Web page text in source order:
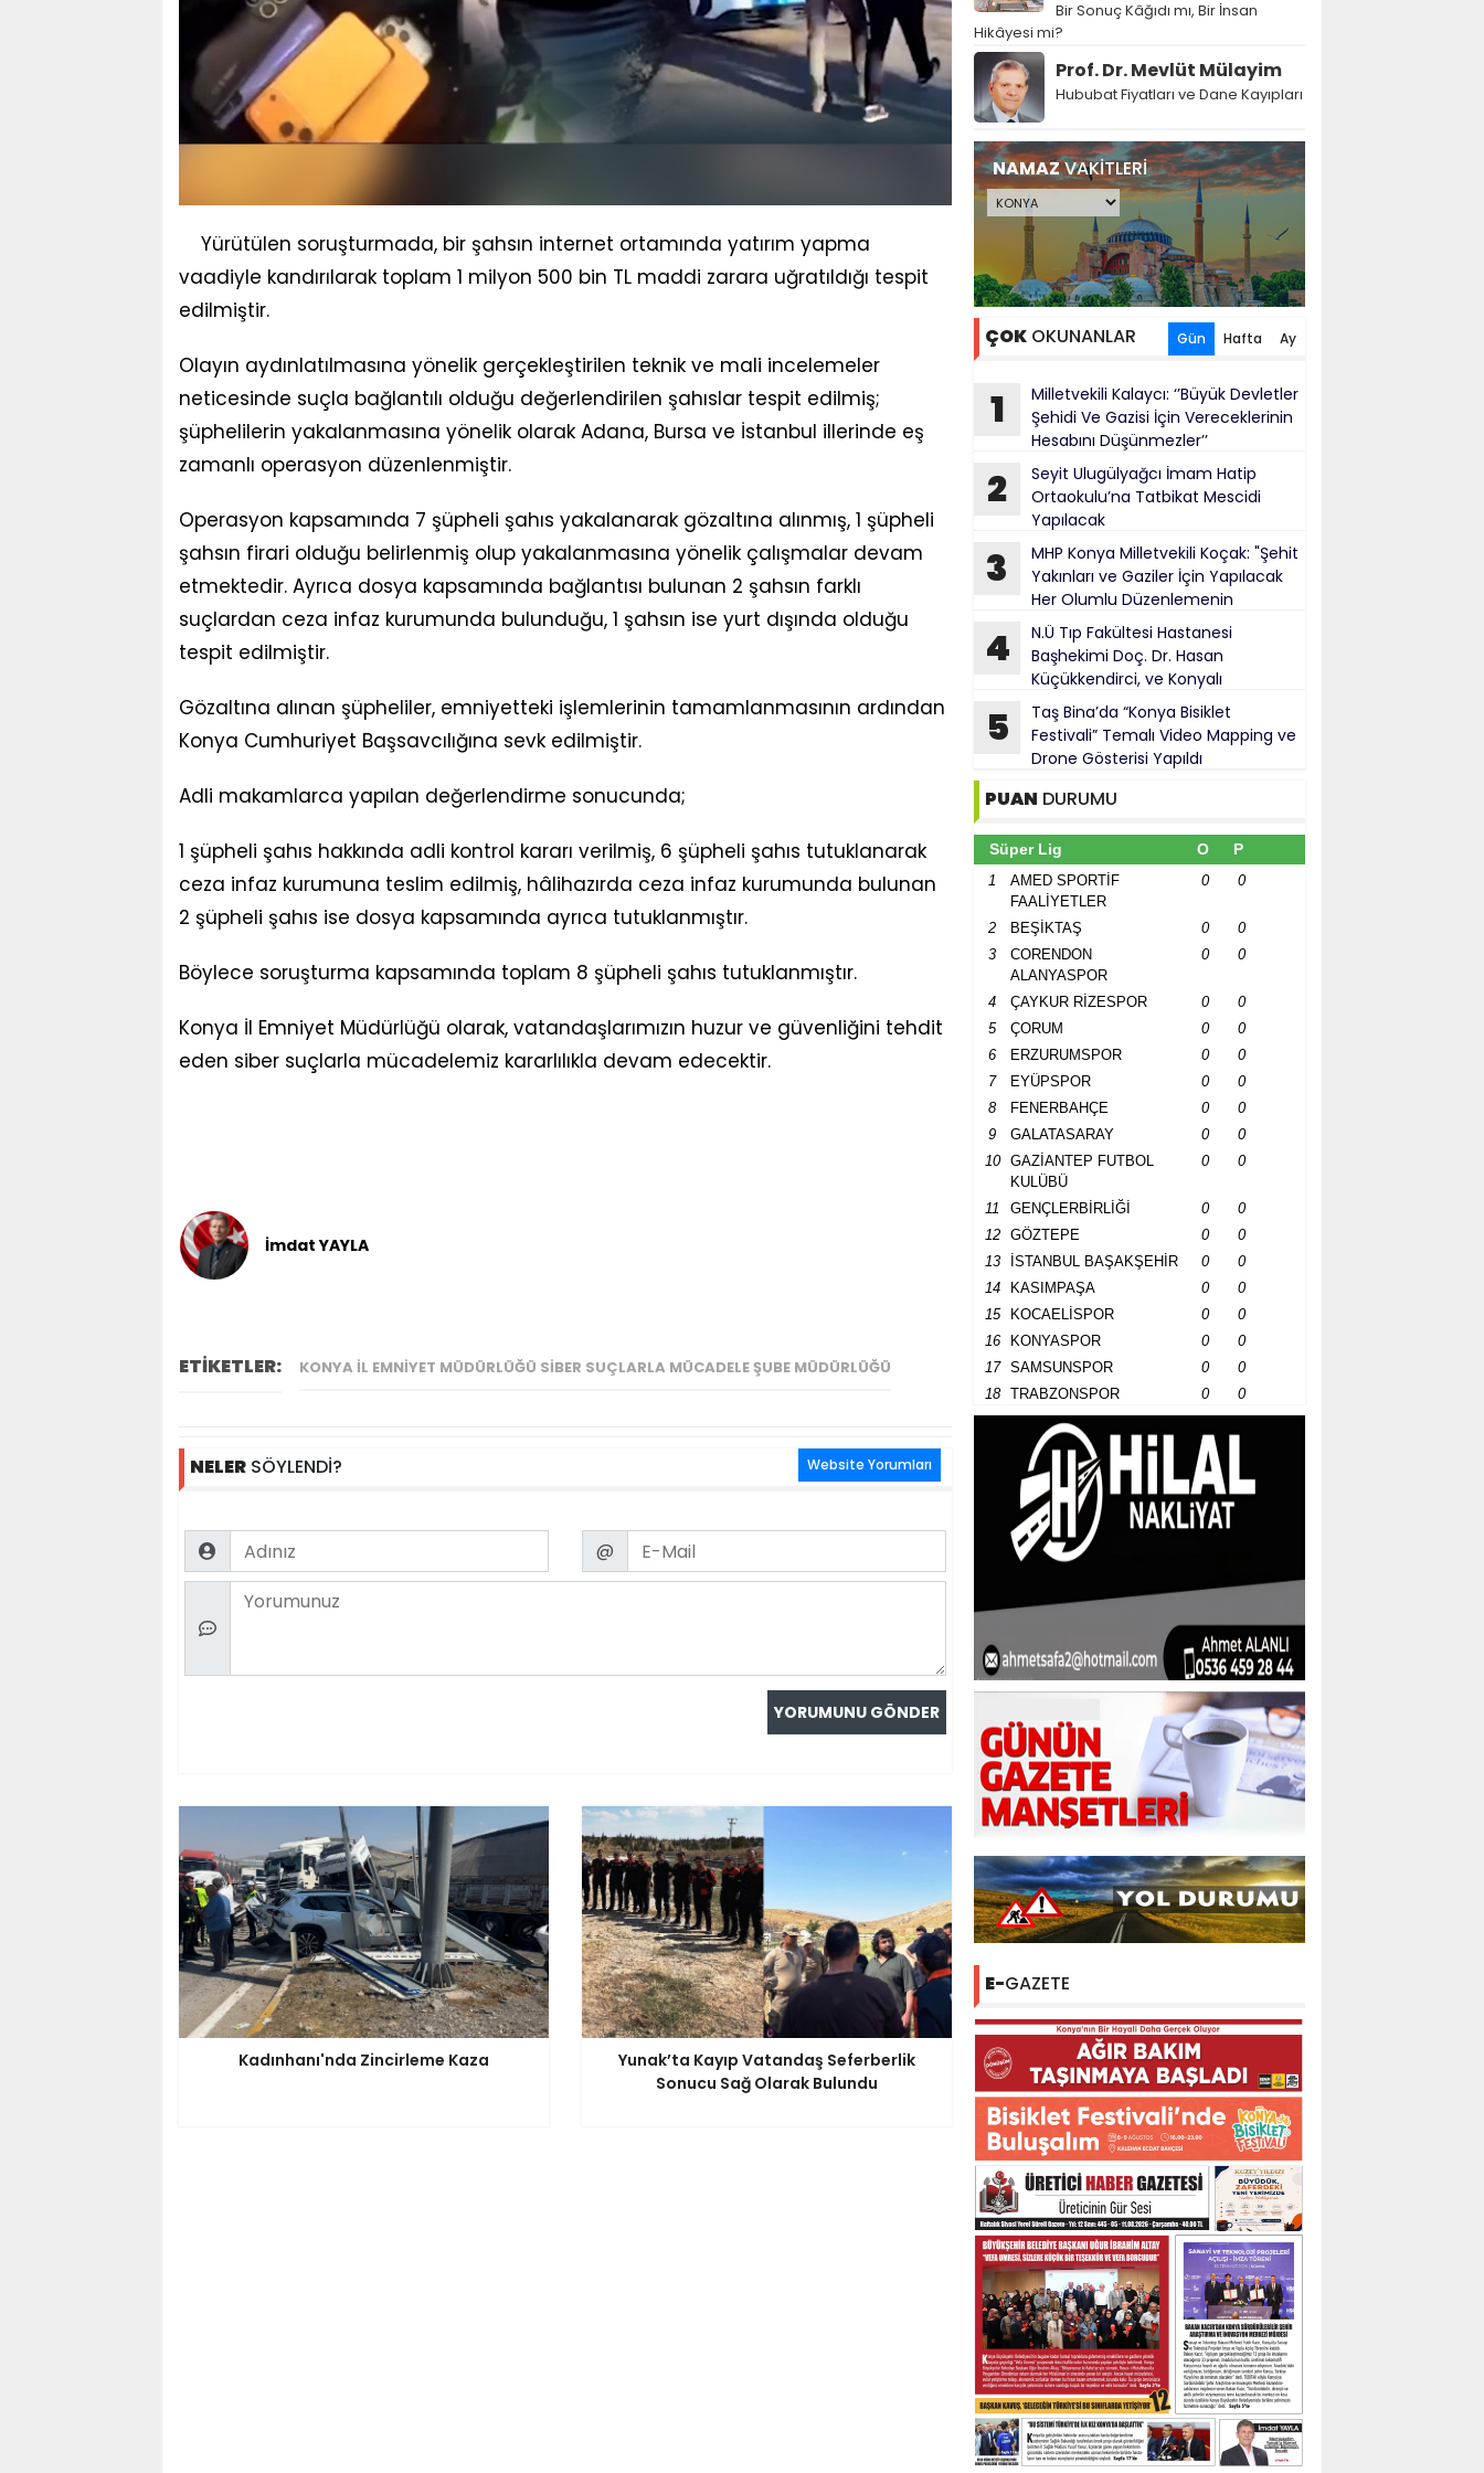
Yürütülen soruşturmada, bir şahsın internet ortamında yatırım yapma
vaadiyle kandırılarak toplam 1 milyon 500 bin TL maddi zarara uğratıldığı tespit
edilmiştir.
Olayın aydınlatılmasına yönelik gerçekleştirilen teknik ve mali incelemeler
neticesinde suçla bağlantılı olduğu değerlendirilen şahıslar tespit edilmiş;
şüphelilerin yakalanmasına yönelik olarak Adana, Bursa ve İstanbul illerinde eş
zamanlı operasyon düzenlenmiştir.
Operasyon kapsamında 7 şüpheli şahıs yakalanarak gözaltına alınmış, 1 şüpheli
şahsın firari olduğu belirlenmiş olup yakalanmasına yönelik çalışmalar devam
etmektedir. Ayrıca dosya kapsamında bağlantısı bulunan 2 şahsın farklı
suçlardan ceza infaz kurumunda bulunduğu, 1 şahsın ise yurt dışında olduğu
tespit edilmiştir.
Gözaltına alınan şüpheliler, emniyetteki işlemlerinin tamamlanmasının ardından
Konya Cumhuriyet Başsavcılığına sevk edilmiştir.
Adli makamlarca yapılan değerlendirme sonucunda;
1 şüpheli şahıs hakkında adli kontrol kararı verilmiş, 6 şüpheli şahıs tutuklanarak
ceza infaz kurumuna teslim edilmiş, hâlihazırda ceza infaz kurumunda bulunan
2 şüpheli şahıs ise dosya kapsamında ayrıca tutuklanmıştır.
Böylece soruşturma kapsamında toplam 8 şüpheli şahıs tutuklanmıştır.
Konya İl Emniyet Müdürlüğü olarak, vatandaşlarımızın huzur ve güvenliğini tehdit
eden siber suçlarla mücadelemiz kararlılıkla devam edecektir.
İmdat YAYLA
ETİKETLER: KONYA İL EMNIYET MÜDÜRLÜĞÜ SIBER SUÇLARLA MÜCADELE ŞUBE MÜDÜRLÜĞÜ
NELER SÖYLENDİ? Website Yorumları
Name Email
@
Comment
Kadınhanı'nda Zincirleme Kaza
Yunak’ta Kayıp Vatandaş Seferberlik
Sonucu Sağ Olarak Bulundu
Bir Sonuç Kâğıdı mı, Bir İnsan
Hikâyesi mi?
Prof. Dr. Mevlüt Mülayim
Hububat Fiyatları ve Dane Kayıpları
NAMAZVAKİTLERİ
ÇOK OKUNANLAR Gün Hafta Ay
1
Milletvekili Kalaycı: ‘’Büyük Devletler
Şehidi Ve Gazisi İçin Vereceklerinin
Hesabını Düşünmezler’’
2
Seyit Ulugülyağcı İmam Hatip
Ortaokulu’na Tatbikat Mescidi
Yapılacak
3
MHP Konya Milletvekili Koçak: "Şehit
Yakınları ve Gaziler İçin Yapılacak
Her Olumlu Düzenlemenin
Yanındayız"
4
N.Ü Tıp Fakültesi Hastanesi
Başhekimi Doç. Dr. Hasan
Küçükkendirci, ve Konyalı
bürokratlar, Konya Cumhuriyet Başsavcısı
Mehmet Uzun’a hayırlı olsun ziyareti
5
Taş Bina’da “Konya Bisiklet
Festivali” Temalı Video Mapping ve
Drone Gösterisi Yapıldı
PUAN DURUMU
Süper Lig O P
1
AMED SPORTİF
FAALİYETLER
0 0
2 BEŞİKTAŞ 0
0
3
CORENDON
ALANYASPOR
0 0
4 ÇAYKUR RİZESPOR 0
0
5
ÇORUM 0
0
6
ERZURUMSPOR 0
0
7
EYÜPSPOR 0
0
8
FENERBAHÇE 0
0
9
GALATASARAY 0
0
10
GAZİANTEP FUTBOL
KULÜBÜ
0 0
11 GENÇLERBİRLİĞİ 0
0
12
GÖZTEPE 0
0
13
İSTANBUL BAŞAKŞEHİR 0
0
14
KASIMPAŞA 0
0
15
KOCAELİSPOR 0
0
16
KONYASPOR 0
0
17
SAMSUNSPOR 0
0
18
TRABZONSPOR 0 0
E-GAZETE